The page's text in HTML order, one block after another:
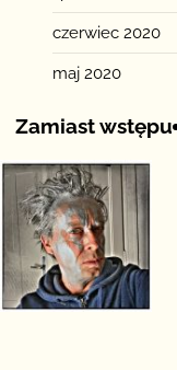
czerwiec 2020
maj 2020
Zamiast wstępu